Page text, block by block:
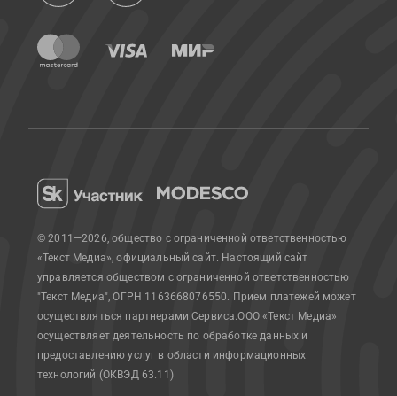
© 2011—2026, общество с ограниченной ответственностью
«Текст Медиа», официальный сайт. Настоящий сайт
управляется обществом с ограниченной ответственностью
"Текст Медиа", ОГРН 1163668076550. Прием платежей может
осуществляться партнерами Сервиса.ООО «Текст Медиа»
осуществляет деятельность по обработке данных и
предоставлению услуг в области информационных
технологий (ОКВЭД 63.11)